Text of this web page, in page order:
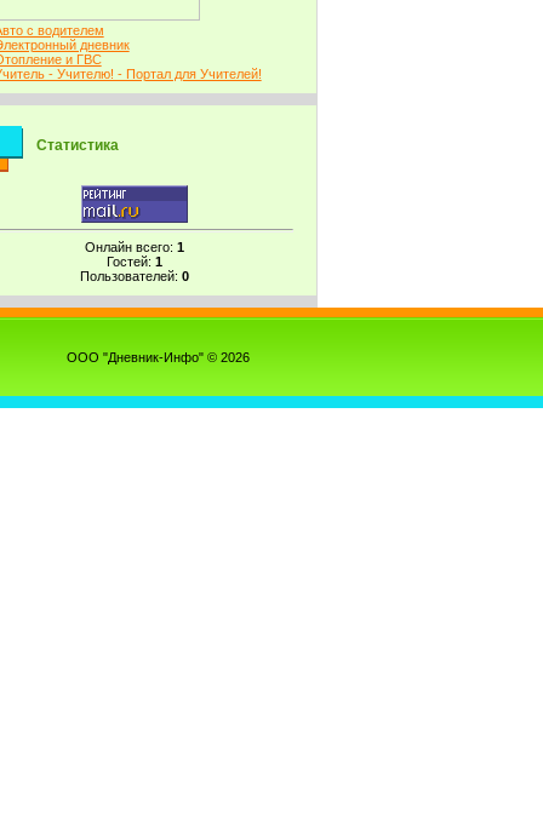
с водителем
дневник
и ГВС
- Учителю! - Портал для Учителей!
Статистика
Онлайн всего: 1
Гостей: 1
Пользователей: 0
ООО "Дневник-Инфо" © 2026